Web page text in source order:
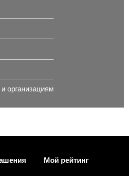
организациям
Мой рейтинг